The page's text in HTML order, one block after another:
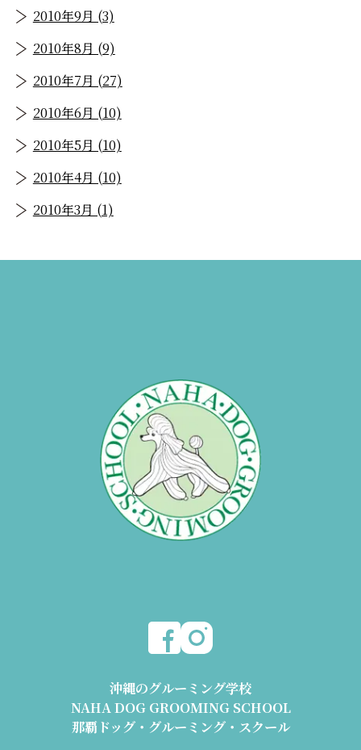
2010年9月 (3)
2010年8月 (9)
2010年7月 (27)
2010年6月 (10)
2010年5月 (10)
2010年4月 (10)
2010年3月 (1)
沖縄のグルーミング学校
NAHA DOG GROOMING SCHOOL
那覇ドッグ・グルーミング・スクール